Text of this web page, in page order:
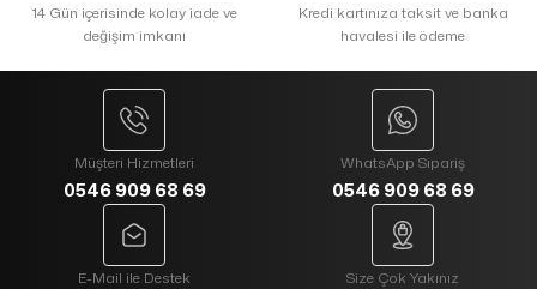
14 Gün içerisinde kolay iade ve
değişim imkanı
Kredi kartınıza taksit ve banka
havalesi ile ödeme
Müşteri Hizmetleri
0546 909 68 69
WhatsApp Sipariş
0546 909 68 69
E-Mail ile Destek Size Çok Yakınız